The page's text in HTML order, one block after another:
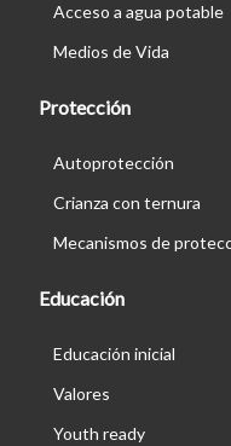
Acceso a agua potable
Medios de Vida
Protección
Autoprotección
Crianza con ternura
Mecanismos de
Educación
Educación inicial
Valores
Youth ready